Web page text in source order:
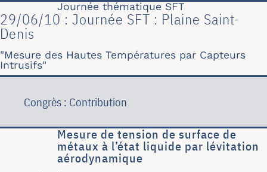
Journée thématique SFT
29/06/10 : Journée SFT : Plaine Saint-
Denis
"Mesure des Hautes Températures par Capteurs
Intrusifs"
Congrès : Contribution
Mesure de tension de surface de
métaux à l’état liquide par lévitation
aérodynamique